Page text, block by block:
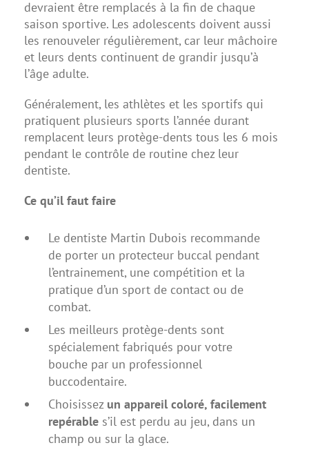
devraient être remplacés à la fin de chaque
saison sportive. Les adolescents doivent aussi
les renouveler régulièrement, car leur mâchoire
et leurs dents continuent de grandir jusqu’à
l’âge adulte.
Généralement, les athlètes et les sportifs qui
pratiquent plusieurs sports l’année durant
remplacent leurs protège-dents tous les 6 mois
pendant le contrôle de routine chez leur
dentiste.
Ce qu’il faut faire
Le dentiste Martin Dubois recommande
de porter un protecteur buccal pendant
l’entrainement, une compétition et la
pratique d’un sport de contact ou de
combat.
Les meilleurs protège-dents sont
spécialement fabriqués pour votre
bouche par un professionnel
buccodentaire.
Choisissez un appareil coloré, facilement
repérable s’il est perdu au jeu, dans un
champ ou sur la glace.